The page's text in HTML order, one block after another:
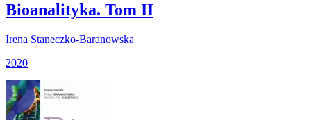
Bioanalityka. Tom II
Irena Staneczko-Baranowska
2020